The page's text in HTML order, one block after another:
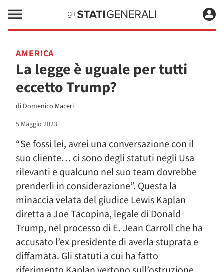
AMERICA
La legge è uguale per tutti
eccetto Trump?
di Domenico Maceri
5 Maggio 2023
“Se fossi lei, avrei una conversazione con il
suo cliente… ci sono degli statuti negli Usa
rilevanti e qualcuno nel suo team dovrebbe
prenderli in considerazione”. Questa la
minaccia velata del giudice Lewis Kaplan
diretta a Joe Tacopina, legale di Donald
Trump, nel processo di E. Jean Carroll che ha
accusato l’ex presidente di averla stuprata e
diffamata. Gli statuti a cui ha fatto